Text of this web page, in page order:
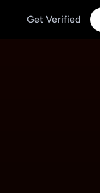
Get Verified